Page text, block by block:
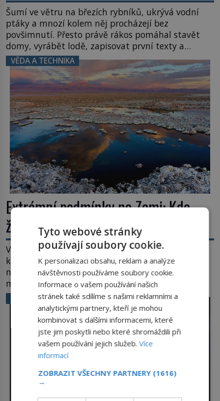
Šumí ve větru na březích rybníků, ukrývá vodní
ptáky a mnozí kolem něj procházejí bez
povšimnutí. Přesto právě rákos pomáhal stavět
domy, vyrábět lodě, zapisovat první texty a
inspiroval řadu pověstí. Tato skromná, ale
užitečná rostlina provází člověka už tisíce let.
Většina lidí vnímá rákos jen jako obyčejnou kulisu
letního koupání. Stačí se však podívat […]
VĚDA A TECHNIKA
Extrémní podmínky na Zemi: Kde
život přežívá navzdory všemu
Vroucí voda, mráz hluboko pod bodem mrazu,
kyseliny, smrtící tlak i pouště, kde celé roky
nespadne jediná kapka deště. Na první pohled
místa, kde nemůže existovat vůbec nic. Přesto
právě tady vědci objevují organismy, které
posouvají hranice života. Každý nový nález mění
naše představy o tom, co všechno dokáže příroda a
napovídá, kde bychom jednou […]
VĚDA A TECHNIKA
Tyto webové stránky
používají soubory cookie.
K personalizaci obsahu, reklam a analýze
návštěvnosti používáme soubory cookie.
Informace o vašem používání našich
stránek také sdílíme s našimi reklamními a
analytickými partnery, kteří je mohou
kombinovat s dalšími informacemi, které
jste jim poskytli nebo které shromáždili při
vašem používání jejich služeb.Více
informací
ZOBRAZIT VŠECHNY PARTNERY (1616)
→